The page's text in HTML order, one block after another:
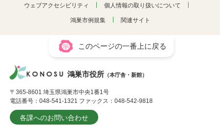
ウェブアクセシビリティ 個人情報の取り扱いについて
鴻巣市例規集 関連サイト
このページの一番上に戻る
鴻巣市役所 （本庁舎・新館）
〒365-8601 埼玉県鴻巣市中央1番1号
電話番号：048-541-1321 ファックス：048-542-9818
各課へのお問い合わせ